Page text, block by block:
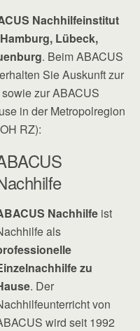
Nachhilfeinstitut
Lübeck,
. Beim ABACUS
Sie Auskunft zur
zur ABACUS
in der Metropolregion
RZ):
Nachhilfe ist
als
zu
. Der
von
wird seit 1992